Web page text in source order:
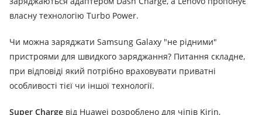
власну технологію Turbo Power.
Чи можна заряджати Samsung Galaxy "не рідними"
пристроями для швидкого заряджання? Питання складне,
при відповіді який потрібно враховувати приватні
особливості тієї чи іншої технології.
Super Charge від Huawei розроблено для чіпів Kirin,